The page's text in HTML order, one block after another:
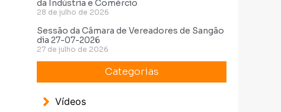
da Indústria e Comércio
28 de julho de 2026
Sessão da Câmara de Vereadores de Sangão
dia 27-07-2026
27 de julho de 2026
Categorias
Vídeos